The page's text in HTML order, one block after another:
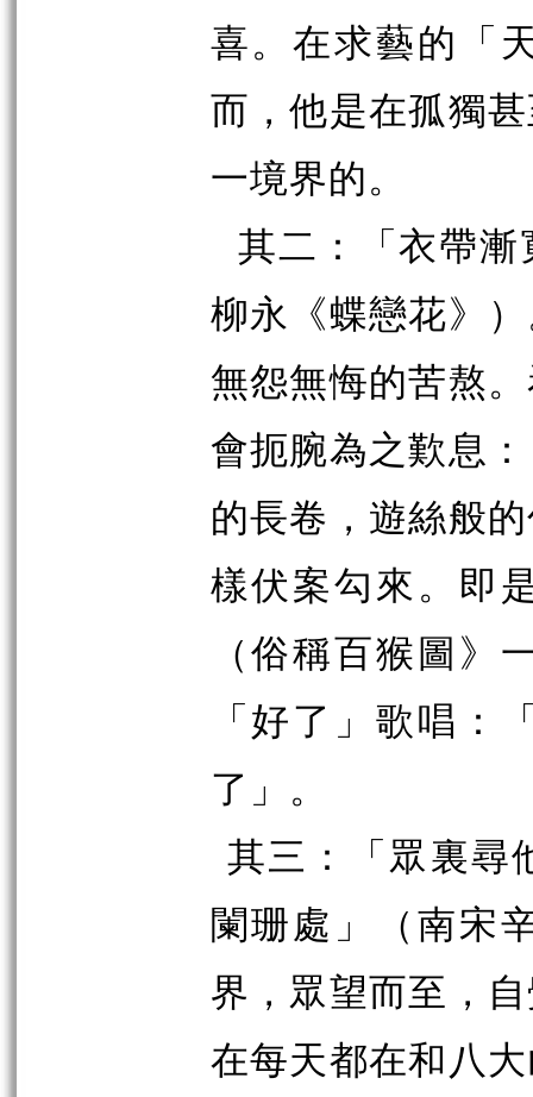
喜。在求藝的「
而，他是在孤獨
一境界的。
其二：「衣帶
柳永《蝶戀花》
無怨無悔的苦熬
會扼腕為之歎息
的長卷，遊絲般
樣伏案勾來。即
（俗稱百猴圖》
「好了」歌唱：
了」。
其三：「眾裏尋
闌珊處」（南宋
界，眾望而至，
在每天都在和八